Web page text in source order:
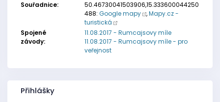
Souřadnice:
50.46730041503906,15.333600044250
488: Google mapy ,Mapy.cz -
turistická
Spojené
závody:
11.08.2017 - Rumcajsovy míle
11.08.2017 - Rumcajsovy míle - pro
veřejnost
Přihlášky